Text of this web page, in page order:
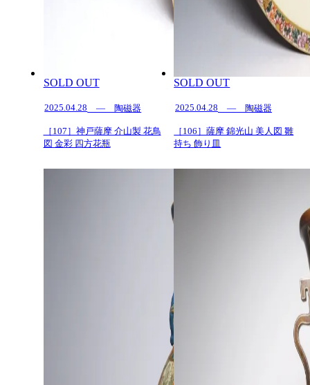
SOLD OUT
2025.04.28 — 陶磁器
［107］神戸薩摩 介山製 花鳥
図 金彩 四方花瓶
SOLD OUT
2025.04.28 — 陶磁器
［106］薩摩 錦光山 美人図 雛
持ち 飾り皿